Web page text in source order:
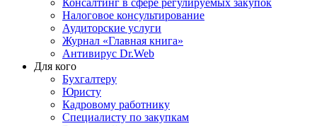
Консалтинг в сфере регулируемых закупок
Налоговое консультирование
Аудиторские услуги
Журнал «Главная книга»
Антивирус Dr.Web
Для кого
Бухгалтеру
Юристу
Кадровому работнику
Специалисту по закупкам